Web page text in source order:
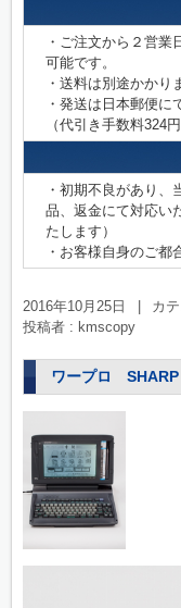
・ご注文から２営業
可能です。
・送料は別途かかり
・発送は日本郵便に
（代引き手数料324円
・初期不良があり、
品、返金にて対応い
たします）
・お客様自身のご都
2016年10月25日 カ
投稿者 : kmscopy
ワープロ